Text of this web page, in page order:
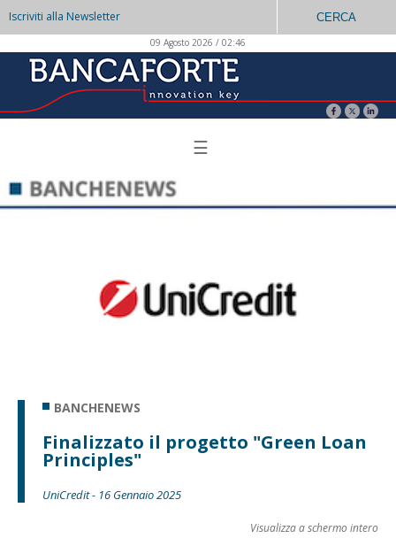
Iscriviti alla Newsletter CERCA
09 Agosto 2026 / 02:46
☰
BANCHENEWS
Finalizzato il progetto "Green Loan
Principles"
UniCredit - 16 Gennaio 2025
Visualizza a schermo intero